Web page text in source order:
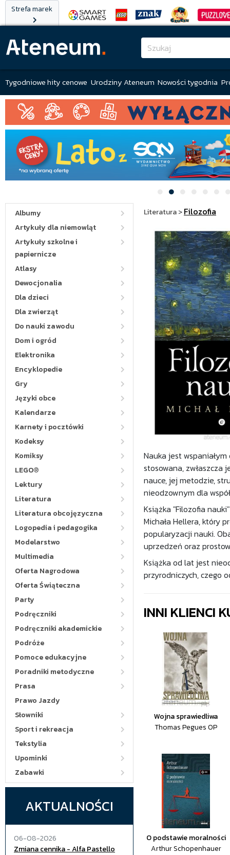
Strefa marek
Tygodniowe hity cenowe Urodziny Ateneum Nowości tygodnia
Albumy
Artykuły dla niemowląt
Artykuły szkolne i
papiernicze
Atlasy
Dewocjonalia
Dla dzieci
Dla zwierząt
Do nauki zawodu
Dom i ogród
Elektronika
Encyklopedie
Gry
Języki obce
Kalendarze
Karnety i pocztówki
Kodeksy
Komiksy
LEGO®
Lektury
Literatura
Literatura obcojęzyczna
Logopedia i pedagogika
Modelarstwo
Multimedia
Oferta Nagrodowa
Oferta Świąteczna
Party
Podręczniki
Podręczniki akademickie
Podróże
Pomoce edukacyjne
Poradniki metodyczne
Prasa
Prawo Jazdy
Słowniki
Sport i rekreacja
Tekstylia
Upominki
Zabawki
AKTUALNOŚCI
06-08-2026
Zmiana cennika - Alfa Pastello
Literatura>Filozofia
Nauka jest
stosowana, zwłaszcza
nauce, jej metodzie,
nieodzownym dla
Książka "Filozofia
Michała Hellera, który
popularyzacji nauki.
uprzedzeń oraz
Książka od lat jest
przyrodniczych, czego
INNI KLIENCI
Wojna sprawiedliwa
Thomas Pegues OP
O podstawie moralności
Arthur Schopenhauer